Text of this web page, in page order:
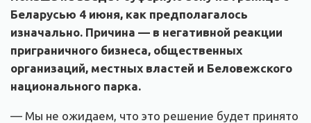
Беларусью 4 июня, как предполагалось
изначально. Причина — в негативной реакции
приграничного бизнеса, общественных
организаций, местных властей и Беловежского
национального парка.
— Мы не ожидаем, что это решение будет принято